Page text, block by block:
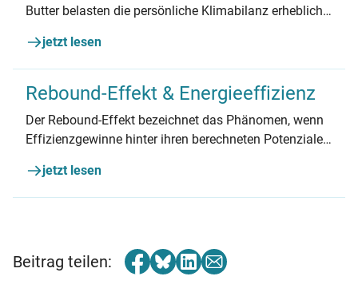
Butter belasten die persönliche Klimabilanz erheblich.
deutlich mehr Energie als beispielsweise Obst und
Gemüse und verursachen damit deutlich mehr CO2.
jetzt lesen
Rebound-Effekt & Energieeffizienz
Der Rebound-Effekt bezeichnet das Phänomen, wenn
Effizienzgewinne hinter ihren berechneten Potenzialen
kann der Rebound-Effekt umgangen werden?
jetzt lesen
Beitrag teilen: